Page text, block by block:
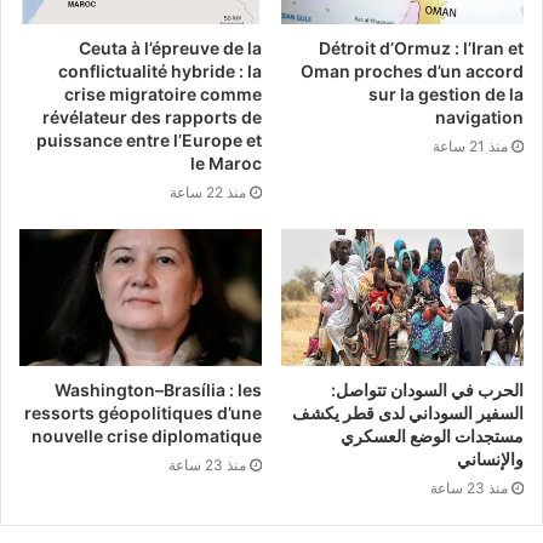
رقمي مبتكر ومستدام.
وخلال فعاليات “ليب 2025″، تم الإعلان أيضا عن
تشغيل “ديب سيك” عبر مراكز بيانات “أرامكو
ديجيتال” بالدمام، ما يمثل اختراقا جديدا في التوسع
لا يقتصر هذا التعاون على كونه مجرد توسع إقليمي
لـ”ديب سيك”، بل يعد أيضا جزءا رئيسيا من
استراتيجيتها للانتشار العالمي. وتشتهر الشركة بنماذج
الذكاء الاصطناعي مفتوحة المصدر وتقنيات التدريب
الفعالة ومنخفضة التكلفة، مما يجعلها شريكا مثاليا
Détroit d’Ormuz : l’Iran et
Oman proches d’un accord
sur la gestion de la
navigation
منذ 21 ساعة
Ceuta à l’épreuve de la
conflictualité hybride : la
crise migratoire comme
révélateur des rapports de
puissance entre l’Europe et
le Maroc
منذ 22 ساعة
الحرب في السودان تتواصل:
السفير السوداني لدى قطر يكشف
مستجدات الوضع العسكري
والإنساني
منذ 23 ساعة
Washington–Brasília : les
ressorts géopolitiques d’une
nouvelle crise diplomatique
منذ 23 ساعة